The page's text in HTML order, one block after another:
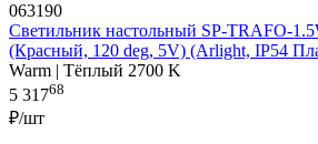
063190
Светильник настольный SP-TRAFO-
(Красный, 120 deg, 5V) (Arlight, IP54
Warm | Тёплый 2700 K
5 31768
₽/шт